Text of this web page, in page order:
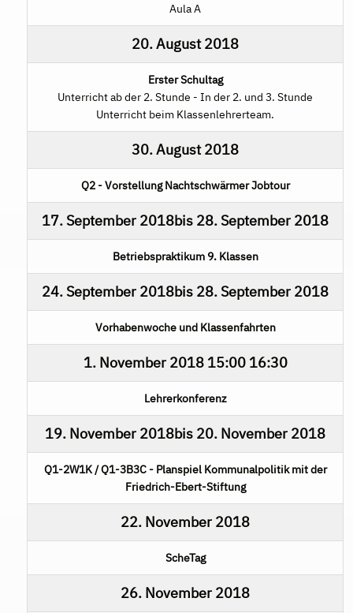
Aula A
20. August 2018
Erster Schultag
Unterricht ab der 2. Stunde - In der 2. und 3. Stunde
Unterricht beim Klassenlehrerteam.
30. August 2018
Q2 - Vorstellung Nachtschwärmer Jobtour
17. September 2018bis 28. September 2018
Betriebspraktikum 9. Klassen
24. September 2018bis 28. September 2018
Vorhabenwoche und Klassenfahrten
1. November 201815:00 16:30
Lehrerkonferenz
19. November 2018bis 20. November 2018
Q1-2W1K / Q1-3B3C - Planspiel Kommunalpolitik mit der
Friedrich-Ebert-Stiftung
22. November 2018
ScheTag
26. November 2018